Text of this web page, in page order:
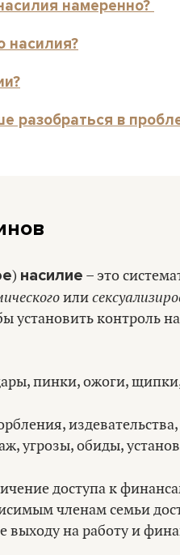
намеренно?
насилия?
разобраться в
) насилие – это
или
установить контроль
пинки, ожоги,
угрозы, обиды,
доступа к
членам семьи
выходу на работу и